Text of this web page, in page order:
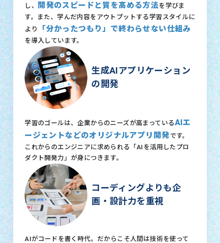
し、
開発のスピードと質を高める方法を学びま
す。また、学んだ内容をアウトプットする学習スタイルに
より
「分かったつもり」で終わらせない仕組み
を導入しています。
生成AIアプリケーション
の開発
学習のゴールは、企業からのニーズが高まっているAIエ
ージェントなどのオリジナルアプリ開発です。
これからのエンジニアに求められる「AIを活用したプロ
ダクト開発力」が身につきます。
コーディングよりも企
画・設計力を重視
AIがコードを書く時代。だからこそ人間は技術を使って